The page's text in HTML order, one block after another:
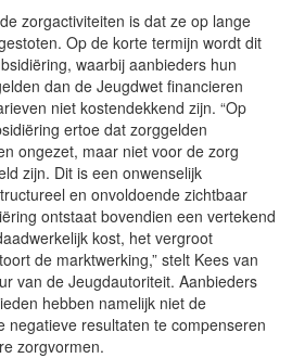
zorgactiviteiten is dat ze op lange
Op de korte termijn wordt dit
waarbij aanbieders hun
dan de Jeugdwet financieren
niet kostendekkend zijn. “Op
ertoe dat zorggelden
ongezet, maar niet voor de zorg
zijn. Dit is een onwenselijk
en onvoldoende zichtbaar
ontstaat bovendien een vertekend
kost, het vergroot
de marktwerking,” stelt Kees van
van de Jeugdautoriteit. Aanbieders
hebben namelijk niet de
negatieve resultaten te compenseren
zorgvormen.